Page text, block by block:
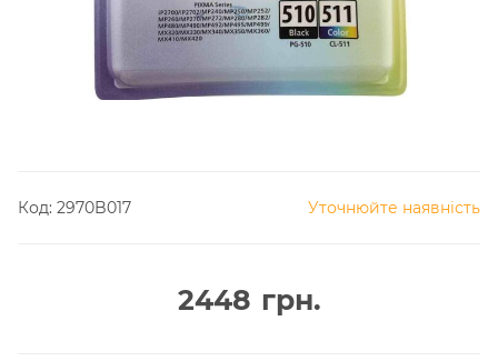
Код: 2970B017 Уточнюйте наявність
2448 грн.